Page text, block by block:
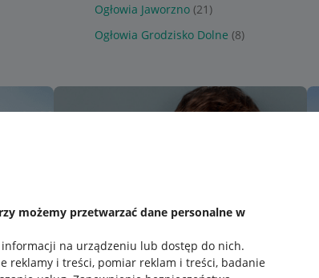
możemy przetwarzać dane personalne w
informacji na urządzeniu lub dostęp do nich.
reklamy i treści, pomiar reklam i treści, badanie
Ogłowia Jaworzno (21)
Ogłowia Grodzisko Dolne (8)